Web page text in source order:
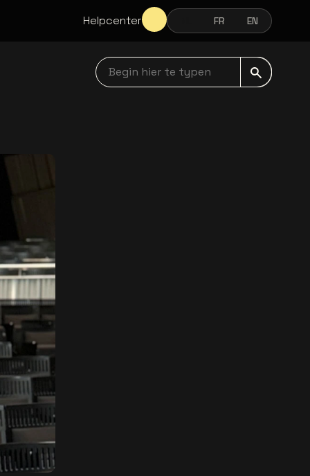
Helpcenter NEDERLANDSFRANÇAIS
FR ENGLISH
EN
Begin hier te typen navbar